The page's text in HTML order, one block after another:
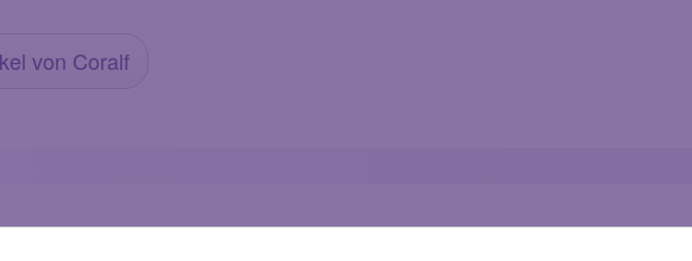
von Coralf
Kundenbewertungen